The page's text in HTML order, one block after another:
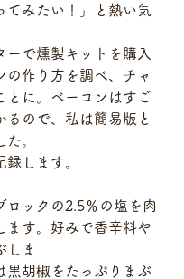
てみたい！」と熱い気
ーで燻製キットを購入
の作り方を調べ、チャ
とに。ベーコンはすご
るので、私は簡易版と
。
します。
ロックの2.5％の塩を肉
ます。好みで香辛料や
しま
胡椒をたっぷりまぶ